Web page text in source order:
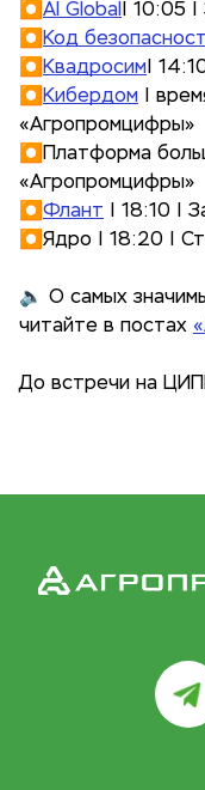
⏺️ AI Global
| 10:05
⏺️ Код
⏺️ Квадросим |
⏺️ Кибердом |
«Агропромцифры»
⏺️Платформа
«Агропромцифры»
⏺️ Флант | 18:10 |
⏺️Ядро | 18:20 |
🔈 О самых
читайте в постах
До встречи на